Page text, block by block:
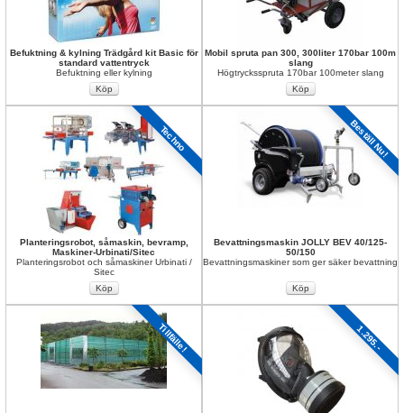
Befuktning & kylning Trädgård kit Basic för
standard vattentryck
Befuktning eller kylning
Mobil spruta pan 300, 300liter 170bar 100m
slang
Högtrycksspruta 170bar 100meter slang
Techno
Planteringsrobot, såmaskin, bevramp,
Maskiner-Urbinati/Sitec
Planteringsrobot och såmaskiner Urbinati /
Sitec
Beställ Nu!
Bevattningsmaskin JOLLY BEV 40/125-
50/150
Bevattningsmaskiner som ger säker bevattning
Tillfälle! 1.295.-